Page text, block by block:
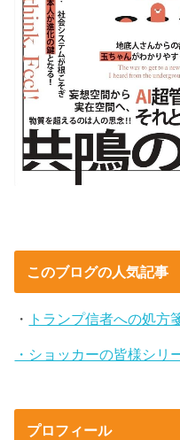
このブログの人気記事
・ トランプ信者への処
・ショッカーの皆様シリ
プロフィール